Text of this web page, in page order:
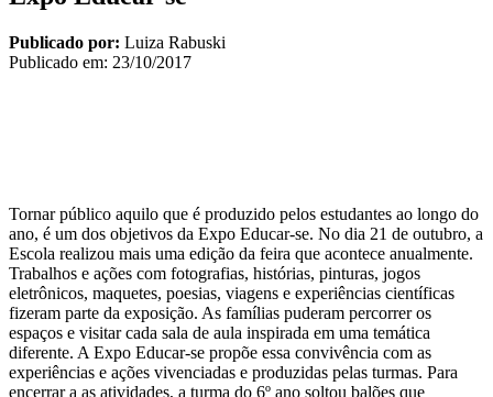
Publicado por: Luiza Rabuski
Publicado em: 23/10/2017
Tornar público aquilo que é produzido pelos estudantes ao longo do
ano, é um dos objetivos da Expo Educar-se. No dia 21 de outubro, a
Escola realizou mais uma edição da feira que acontece anualmente.
Trabalhos e ações com fotografias, histórias, pinturas, jogos
eletrônicos, maquetes, poesias, viagens e experiências científicas
fizeram parte da exposição. As famílias puderam percorrer os
espaços e visitar cada sala de aula inspirada em uma temática
diferente. A Expo Educar-se propõe essa convivência com as
experiências e ações vivenciadas e produzidas pelas turmas. Para
encerrar a as atividades, a turma do 6º ano soltou balões que